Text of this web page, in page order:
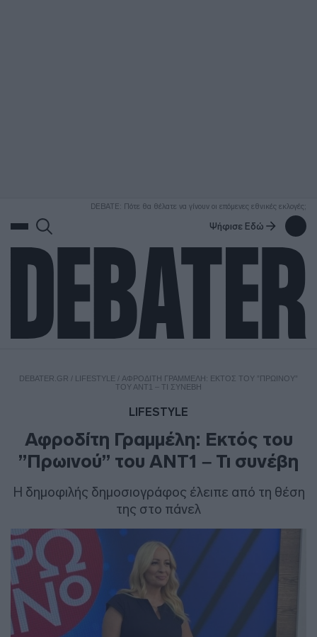
DEBATE: Πότε θα θέλατε να γίνουν οι επόμενες εθνικές εκλογές;
Ψήφισε Εδώ
DEBATER.GR / LIFESTYLE / ΑΦΡΟΔΊΤΗ ΓΡΑΜΜΈΛΗ: ΕΚΤΌΣ ΤΟΥ ”ΠΡΩΙΝΟΎ”
ΤΟΥ ΑΝΤ1 – ΤΙ ΣΥΝΈΒΗ
LIFESTYLE
Αφροδίτη Γραμμέλη: Εκτός του
”Πρωινού” του ΑΝΤ1 – Τι συνέβη
Η δημοφιλής δημοσιογράφος έλειπε από τη θέση
της στο πάνελ